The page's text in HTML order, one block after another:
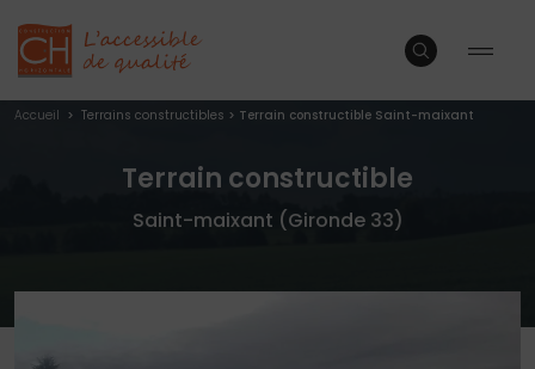
Accueil > Terrains constructibles > Terrain constructible Saint-maixant
Terrain constructible
Saint-maixant (Gironde 33)